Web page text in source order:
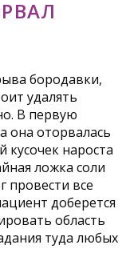
бородавки,
удалять
В первую
она оторвалась
нароста
ложка соли
провести все
доберется
область
туда любых